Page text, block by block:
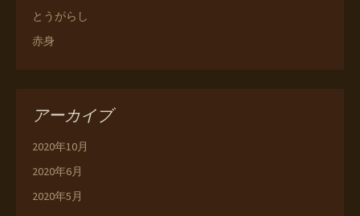
とうがらし
赤身
アーカイブ
2020年10月
2020年6月
2020年5月